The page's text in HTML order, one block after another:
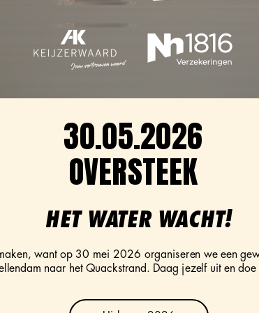
30.05.2026
OVERSTEEK
Uislagen 2026
HET WATER WACHT!
want op 30 mei 2026 organiseren we een
naar het Quackstrand
. Daag jezelf uit en doe